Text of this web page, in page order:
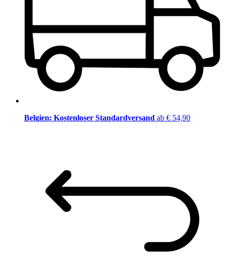
Belgien: Kostenloser Standardversand ab € 54,90